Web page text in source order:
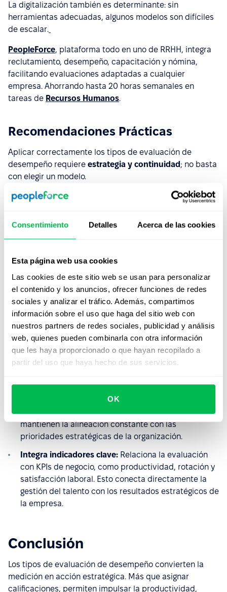
Consentimiento Detalles Acerca de las cookies
Esta página web usa cookies
Las cookies de este sitio web se usan para personalizar
el contenido y los anuncios, ofrecer funciones de redes
sociales y analizar el tráfico. Además, compartimos
información sobre el uso que haga del sitio web con
nuestros partners de redes sociales, publicidad y análisis
web, quienes pueden combinarla con otra información
que les haya proporcionado o que hayan recopilado a
partir del uso que haya hecho de sus servicios.
OK
La digitalización también es determinante: sin
herramientas adecuadas, algunos modelos son difíciles
de escalar.
PeopleForce, plataforma todo en uno de RRHH, integra
reclutamiento, desempeño, capacitación y nómina,
facilitando evaluaciones adaptadas a cualquier
empresa. Ahorrando hasta 20 horas semanales en
tareas de Recursos Humanos.
Recomendaciones Prácticas
Aplicar correctamente los tipos de evaluación de
desempeño requiere estrategia y continuidad ; no basta
con elegir un modelo.
Define objetivos claros:
Determina qué deseas
estratégica o satisfacción interna. Esto orienta la
Capacita a líderes:Los supervisores deben dominar
la retroalimentación efectiva. Una capacitación
adecuada previene sesgos, mejora la comunicación y
garantiza que la evaluación motive en lugar de
desmotivar.
Combina métodos:
Usar varios modelos brinda una
visión más completa. Integrar competencias,
objetivos y retroalimentación 360° permite detectar
fortalezas y debilidades desde distintos ángulos.
Establece ciclos cortos:Evaluaciones trimestrales o
semestrales permiten ajustes inmediatos, evitan
acumulación de problemas, fortalecen la agilidad y
mantienen la alineación constante con las
prioridades estratégicas de la organización.
Integra indicadores clave: Relaciona la evaluación
con KPIs de negocio, como productividad, rotación y
satisfacción laboral. Esto conecta directamente la
gestión del talento con los resultados estratégicos de
la empresa.
Conclusión
Los tipos de evaluación de desempeño convierten la
medición en acción estratégica. Más que asignar
calificaciones, permiten impulsar la productividad,